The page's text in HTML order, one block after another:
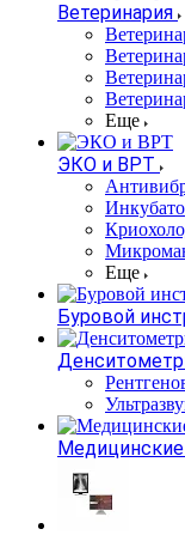
Ветеринария
Еще
ЭКО и ВРТ
Еще
Буровой